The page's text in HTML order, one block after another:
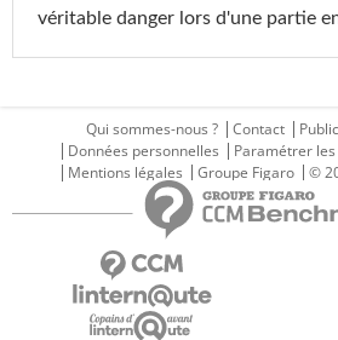
véritable danger lors d'une partie
Qui sommes-nous ? Contact
Données personnelles
Paramétrer les
Mentions légales
Groupe Figaro ©